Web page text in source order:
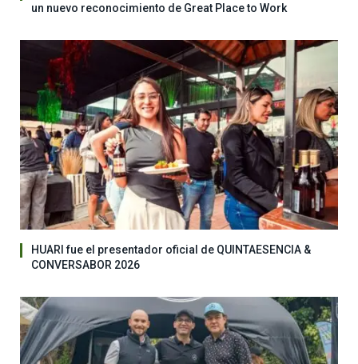
un nuevo reconocimiento de Great Place to Work
HUARI fue el presentador oficial de QUINTAESENCIA &
CONVERSABOR 2026